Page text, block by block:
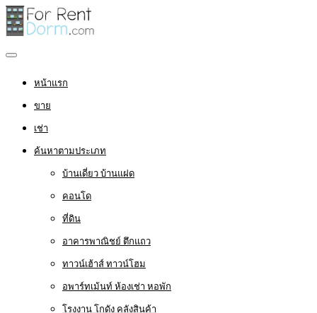
หน้าแรก
ขาย
เช่า
ค้นหาตามประเภท
บ้านเดี่ยว บ้านแฝด
คอนโด
ที่ดิน
อาคารพาณิชย์ ตึกแถว
ทาวน์เฮ้าส์ ทาวน์โฮม
อพาร์ทเม้นท์ ห้องเช่า หอพัก
โรงงาน โกดัง คลังสินค้า